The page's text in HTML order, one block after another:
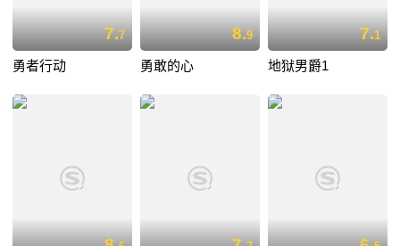
7.7
勇者行动
8.9
勇敢的心
7.1
地狱男爵1